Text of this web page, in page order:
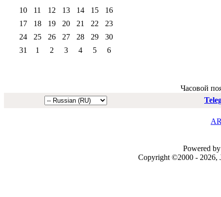
10
11 12 13 14 15
16
17
18 19 20 21 22
23
24
25 26 27 28 29
30
31
1 2 3 4 5 6
Часовой
Powered
Copyright ©2000 - 2026,